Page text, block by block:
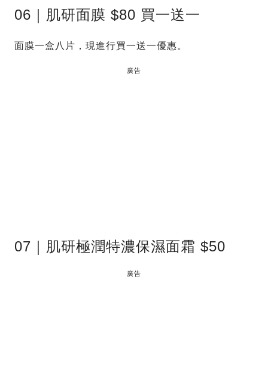
06｜肌研面膜 $80 買一送一
面膜一盒八片，現進行買一送一優惠。
廣告
07｜肌研極潤特濃保濕面霜 $50
廣告